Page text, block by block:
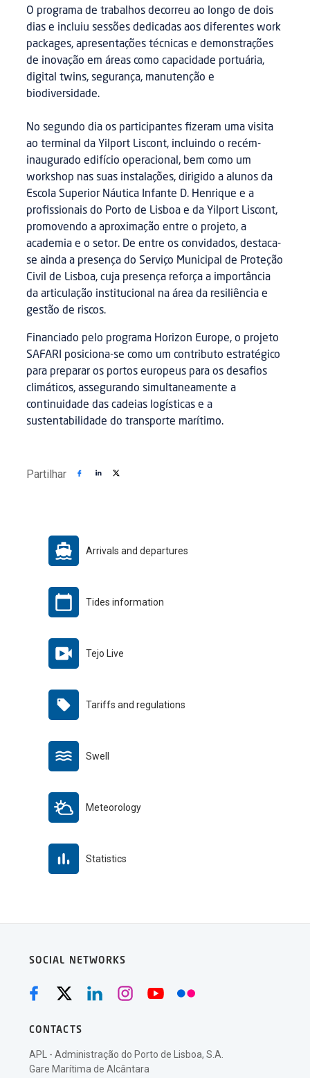
O programa de trabalhos decorreu ao longo de dois
dias e incluiu sessões dedicadas aos diferentes work
packages, apresentações técnicas e demonstrações
de inovação em áreas como capacidade portuária,
digital twins, segurança, manutenção e
biodiversidade.
No segundo dia os participantes fizeram uma visita
ao terminal da Yilport Liscont, incluindo o recém-
inaugurado edifício operacional, bem como um
workshop nas suas instalações, dirigido a alunos da
Escola Superior Náutica Infante D. Henrique e a
profissionais do Porto de Lisboa e da Yilport Liscont,
promovendo a aproximação entre o projeto, a
academia e o setor. De entre os convidados, destaca-
se ainda a presença do Serviço Municipal de Proteção
Civil de Lisboa, cuja presença reforça a importância
da articulação institucional na área da resiliência e
gestão de riscos.
Financiado pelo programa Horizon Europe, o projeto
SAFARI posiciona-se como um contributo estratégico
para preparar os portos europeus para os desafios
climáticos, assegurando simultaneamente a
continuidade das cadeias logísticas e a
sustentabilidade do transporte marítimo.
Partilhar
Arrivals and departures
Tides information
Tejo Live
Tariffs and regulations
Swell
Meteorology
Statistics
SOCIAL NETWORKS
CONTACTS
APL - Administração do Porto de Lisboa, S.A.
Gare Marítima de Alcântara